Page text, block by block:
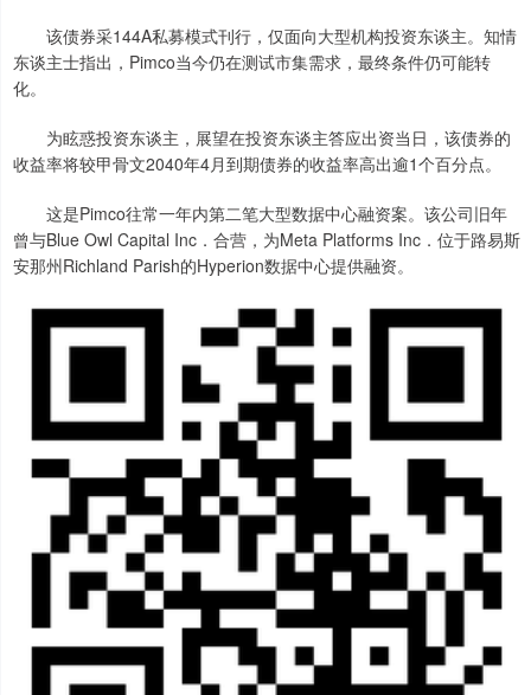
该债券采144A私募模式刊行，仅面向大型机构投资东谈主。知情
东谈主士指出，Pimco当今仍在测试市集需求，最终条件仍可能转
化。
为眩惑投资东谈主，展望在投资东谈主答应出资当日，该债券的
收益率将较甲骨文2040年4月到期债券的收益率高出逾1个百分点。
这是Pimco往常一年内第二笔大型数据中心融资案。该公司旧年
曾与Blue Owl Capital Inc．合营，为Meta Platforms Inc．位于路易斯
安那州Richland Parish的Hyperion数据中心提供融资。